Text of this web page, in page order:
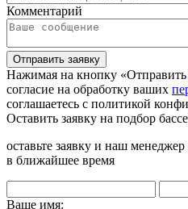
Комментарий
Отправить заявку
Нажимая на кнопку
согласие на обработку ваших
соглашаетесь с политикой
Оставить заявку на подбор
оставьте заявку и наш
в ближайшее время
Ваше имя: